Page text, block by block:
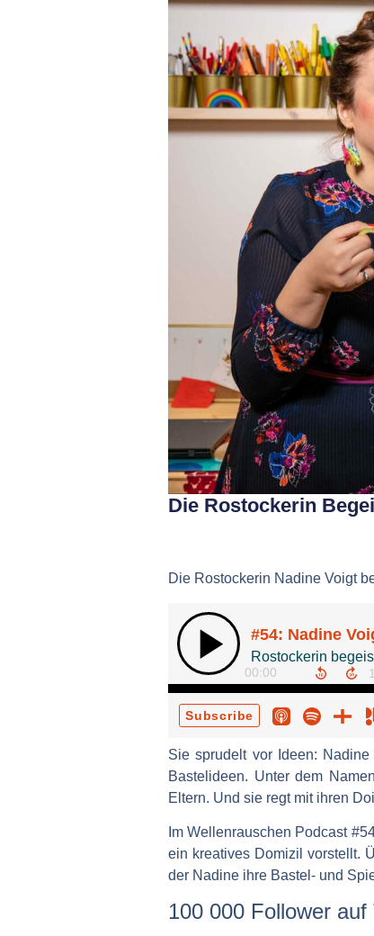
Die Rostockerin
Die Rostockerin Nadine Voigt
Sie sprudelt vor Ideen:
Bastelideen. Unter dem
Eltern. Und sie regt mit ihren
Im Wellenrauschen Podcast
ein kreatives Domizil vorstellt.
der Nadine ihre Bastel- und
100 000 Follower auf